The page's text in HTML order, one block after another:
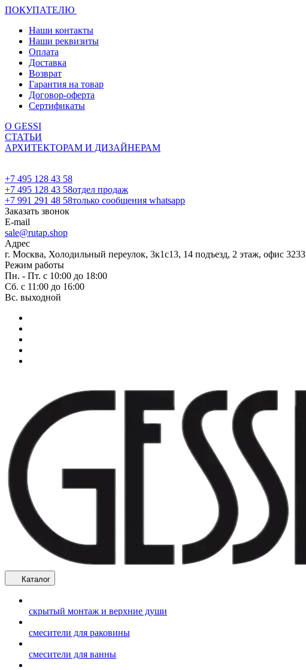
ПОКУПАТЕЛЮ
Наши контакты
Наши реквизиты
Оплата
Доставка
Возврат
Гарантия на товар
Договор-оферта
Сертификаты
О GESSI
СТАТЬИ
АРХИТЕКТОРАМ И ДИЗАЙНЕРАМ
+7 495 128 43 58
+7 495 128 43 58отдел продаж
+7 991 291 48 58только сообщения whatsapp
Заказать звонок
E-mail
sale@rutap.shop
Адрес
г. Москва, Холодильный переулок, 3к1с13, 14 подъезд, 2 этаж, офис 3233
Режим работы
Пн. - Пт. с 10:00 до 18:00
Сб. с 11:00 до 16:00
Вс. выходной
Каталог
скрытый монтаж и верхние души
смесители для раковины
смесители для ванны